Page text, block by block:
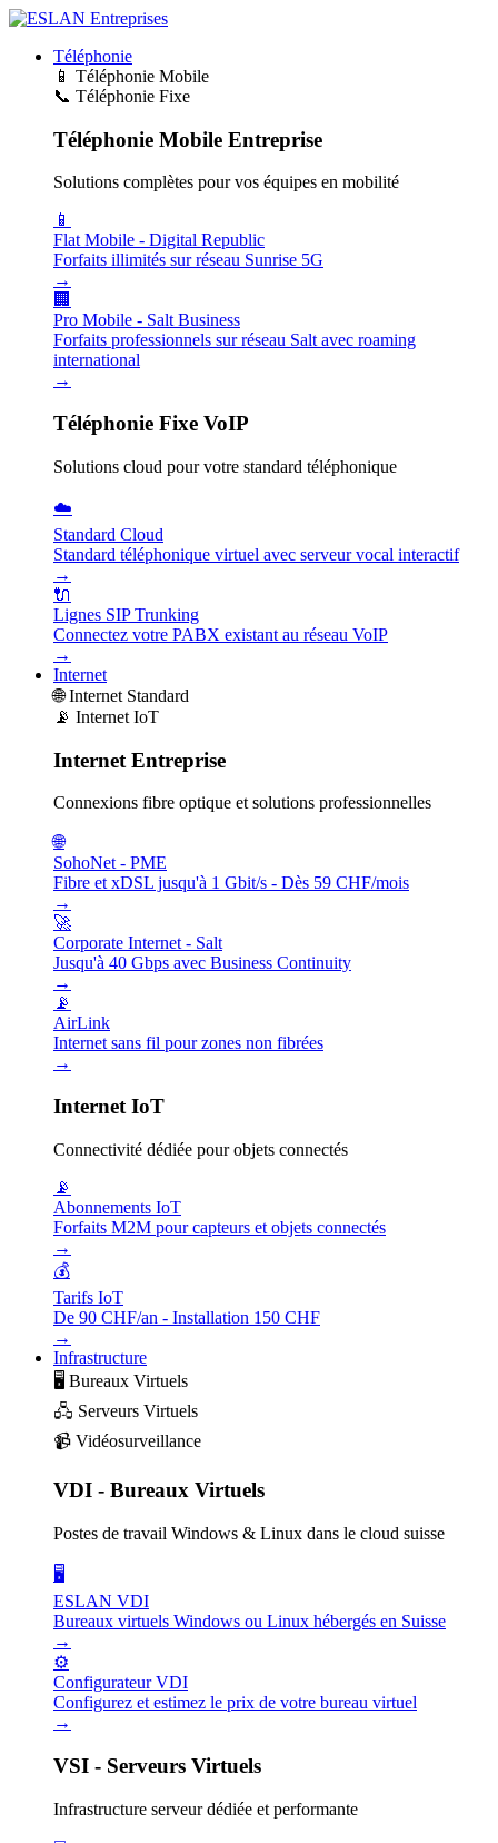
Téléphonie
📱 Téléphonie Mobile
📞 Téléphonie Fixe
Téléphonie Mobile Entreprise
Solutions complètes pour vos équipes en mobilité
📱
Flat Mobile - Digital Republic
Forfaits illimités sur réseau Sunrise 5G
→
🏢
Pro Mobile - Salt Business
Forfaits professionnels sur réseau Salt avec roaming
international
→
Téléphonie Fixe VoIP
Solutions cloud pour votre standard téléphonique
☁️
Standard Cloud
Standard téléphonique virtuel avec serveur vocal interactif
→
🔌
Lignes SIP Trunking
Connectez votre PABX existant au réseau VoIP
→
Internet
🌐 Internet Standard
📡 Internet IoT
Internet Entreprise
Connexions fibre optique et solutions professionnelles
🌐
SohoNet - PME
Fibre et xDSL jusqu'à 1 Gbit/s - Dès 59 CHF/mois
→
🚀
Corporate Internet - Salt
Jusqu'à 40 Gbps avec Business Continuity
→
📡
AirLink
Internet sans fil pour zones non fibrées
→
Internet IoT
Connectivité dédiée pour objets connectés
📡
Abonnements IoT
Forfaits M2M pour capteurs et objets connectés
→
💰
Tarifs IoT
De 90 CHF/an - Installation 150 CHF
→
Infrastructure
🖥️ Bureaux Virtuels
🖧 Serveurs Virtuels
📹 Vidéosurveillance
VDI - Bureaux Virtuels
Postes de travail Windows & Linux dans le cloud suisse
🖥️
ESLAN VDI
Bureaux virtuels Windows ou Linux hébergés en Suisse
→
⚙️
Configurateur VDI
Configurez et estimez le prix de votre bureau virtuel
→
VSI - Serveurs Virtuels
Infrastructure serveur dédiée et performante